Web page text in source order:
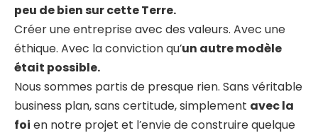
peu de bien sur cette Terre.
Créer une entreprise avec des valeurs. Avec une
éthique. Avec la conviction qu’un autre modèle
était possible.
Nous sommes partis de presque rien. Sans véritable
business plan, sans certitude, simplement avec la
foi en notre projet et l’envie de construire quelque